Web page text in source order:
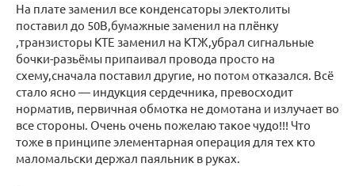
На плате заменил все конденсаторы электолиты
поставил до 50В,бумажные заменил на плёнку
,транзисторы КТЕ заменил на КТЖ,убрал сигнальные
бочки-разьёмы припаивал провода просто на
схему,сначала поставил другие, но потом отказался. Всё
стало ясно — индукция сердечника, превосходит
норматив, первичная обмотка не домотана и излучает во
все стороны. Очень очень пожелаю такое чудо!!! Что
тоже в принципе элементарная операция для тех кто
маломальски держал паяльник в руках.